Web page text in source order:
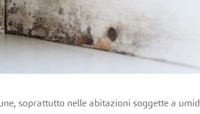
soprattutto nelle abitazioni soggette a